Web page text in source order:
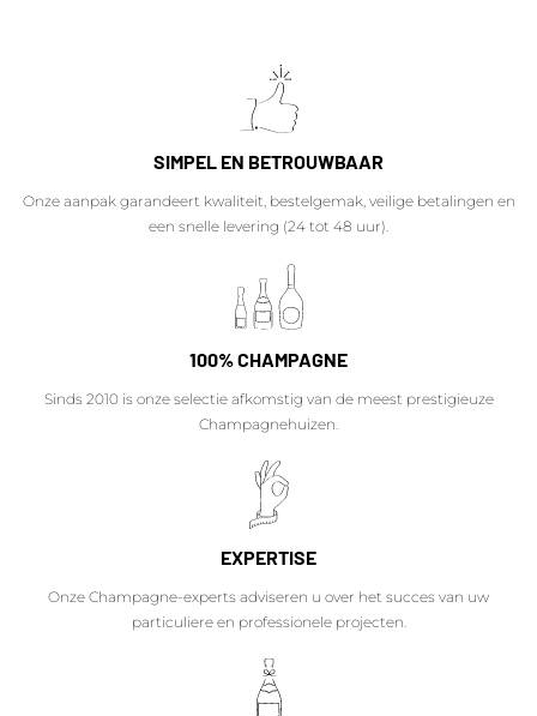
SIMPEL EN BETROUWBAAR
Onze aanpak garandeert kwaliteit, bestelgemak, veilige betalingen en
een snelle levering (24 tot 48 uur).
100% CHAMPAGNE
Sinds 2010 is onze selectie afkomstig van de meest prestigieuze
Champagnehuizen.
EXPERTISE
Onze Champagne-experts adviseren u over het succes van uw
particuliere en professionele projecten.